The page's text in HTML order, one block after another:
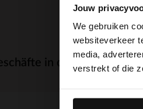
Jouw
We gebruiken
websiteverkeer
media,
verstrekt of die
in der Nähe